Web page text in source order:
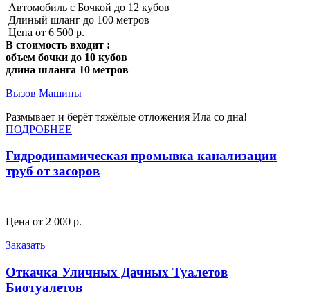
Автомобиль с Бочкой до 12 кубов
Длиный шланг до 100 метров
Цена от 6 500 р.
В стоимость входит :
объем бочки до 10 кубов
длина шланга 10 метров
Вызов Машины
Размывает и берёт тяжёлые отложения Ила со дна!
ПОДРОБНЕЕ
Гидродинамическая промывка канализации
труб от засоров
Цена от 2 000 р.
Заказать
Откачка Уличных Дачных Туалетов
Биотуалетов